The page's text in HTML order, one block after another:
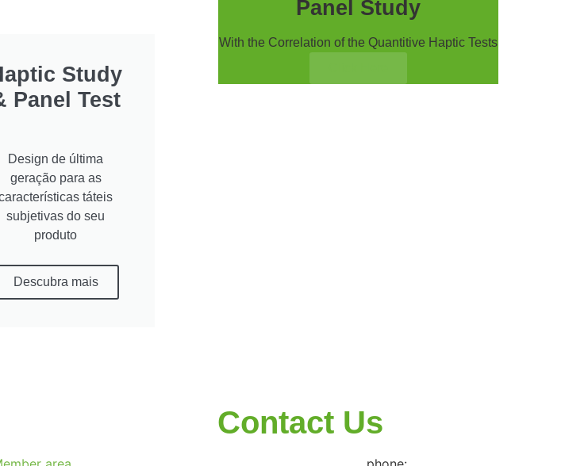
Study
Panel Test
Design de última
geração para as
táteis
subjetivas do seu
produto
Descubra mais
Panel Study
With the Correlation of the Quantitive Haptic Tests
Contact Us